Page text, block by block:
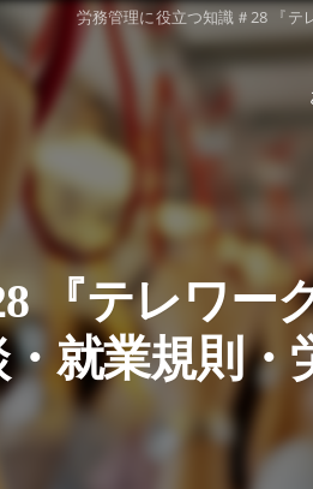
労務管理に役立つ知識＃28 『テ
『テレワー
就業規則・